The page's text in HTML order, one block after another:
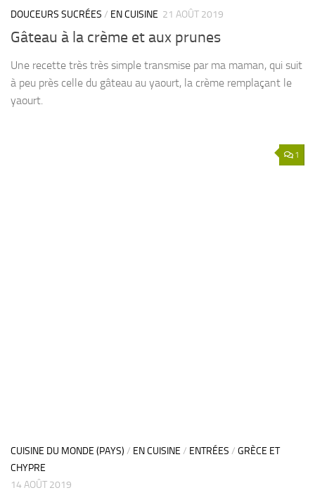
DOUCEURS SUCRÉES / EN CUISINE 21 AOÛT 2019
Gâteau à la crème et aux prunes
Une recette très très simple transmise par ma maman, qui suit
à peu près celle du gâteau au yaourt, la crème remplaçant le
yaourt.
1
CUISINE DU MONDE (PAYS) / EN CUISINE / ENTRÉES / GRÈCE ET
CHYPRE
14 AOÛT 2019